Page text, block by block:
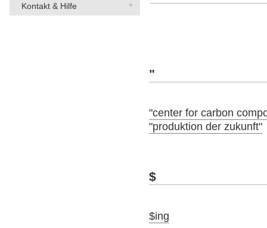
Kontakt & Hilfe
"
"center for carbon
"produktion der zukunft"
$
$ing